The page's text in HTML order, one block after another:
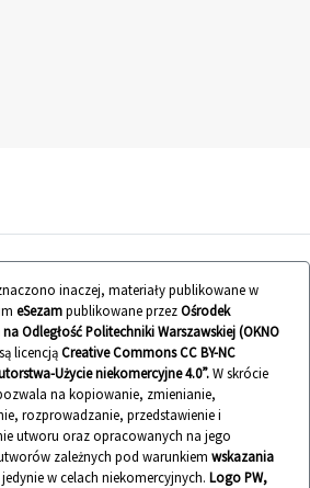
inaczej, materiały publikowane w
eSezampublikowane przezOśrodek
na Odległość Politechniki Warszawskiej (OKNO
licencjąCreative Commons CC BY-NC
Użycie niekomercyjne 4.0”.W skrócie
na kopiowanie, zmienianie,
rozprowadzanie, przedstawienie i
utworu oraz opracowanych na jego
zależnych pod warunkiem wskazania
w celach niekomercyjnych. Logo PW,